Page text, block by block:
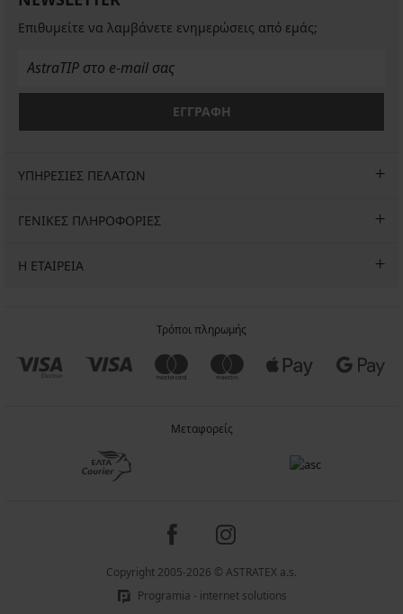
Επιθυμείτε να λαμβάνετε ενημερώσεις από εμάς;
ΕΓΓΡΑΦΗ
ΥΠΗΡΕΣΙΕΣ ΠΕΛΑΤΩΝ
ΓΕΝΙΚΕΣ ΠΛΗΡΟΦΟΡΙΕΣ
Η ΕΤΑΙΡΕΙΑ
Τρόποι πληρωμής
Μεταφορείς
Copyright 2005-2026 © ASTRATEX a.s.
Programia - internet solutions